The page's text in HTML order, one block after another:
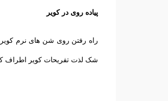
پیاده روی در کویر
راه رفتن روی شن ‌های نرم
شک لذت تفریحات کویر اطراف